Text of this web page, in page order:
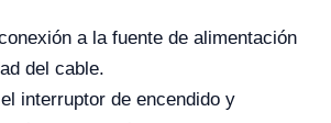
a la fuente de alimentación
del cable.
interruptor de encendido y